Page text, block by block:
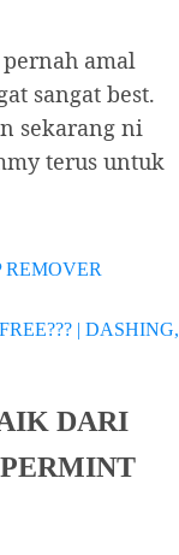
amal
sangat best.
sekarang ni
terus untuk
| DASHING,
DARI